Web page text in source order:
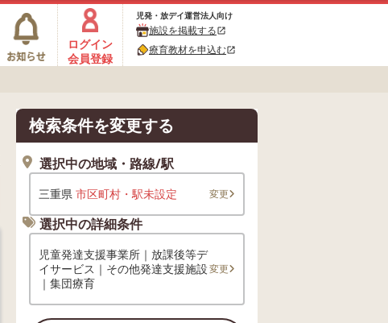
ログイン
会員登録
児発・放デイ運営法人向け
施設を掲載するopen_in_new
療育教材を申込むopen_in_new
検索条件を変更する
選択中の地域・路線/駅
三重県 市区町村・駅未設定 変更
選択中の詳細条件
児童発達支援事業所｜放課後等デ
イサービス｜その他発達支援施設
｜集団療育
変更